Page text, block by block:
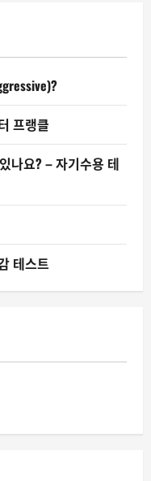
프랭클
나요? – 자기수용 테
테스트